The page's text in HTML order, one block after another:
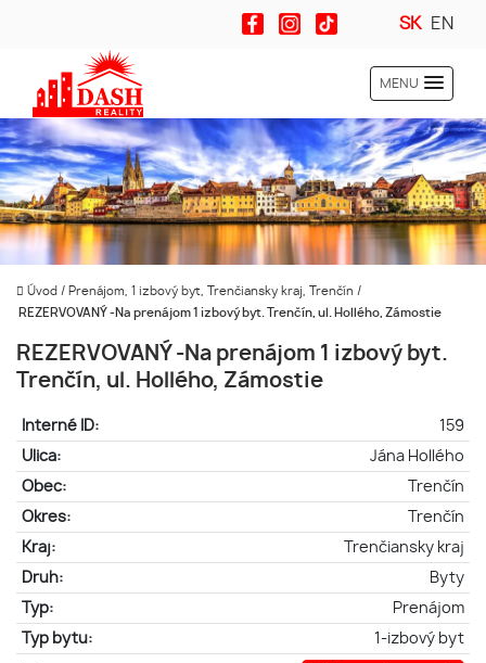
SK EN
MENU
Úvod / Prenájom, 1 izbový byt, Trenčiansky kraj, Trenčín /
REZERVOVANÝ -Na prenájom 1 izbový byt. Trenčín, ul. Hollého, Zámostie
REZERVOVANÝ -Na prenájom 1 izbový byt.
Trenčín, ul. Hollého, Zámostie
Interné ID:
159
Ulica:
Jána Hollého
Obec:
Trenčín
Okres:
Trenčín
Kraj:
Trenčiansky kraj
Druh:
Byty
Typ:
Prenájom
Typ bytu:
1-izbový byt